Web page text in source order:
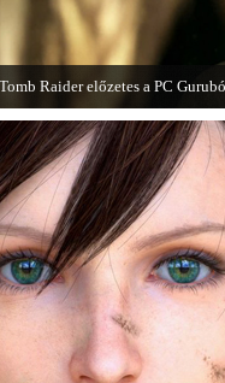
Tomb Raider előzetes a PC
A PC Guru friss számában több
cikkből most egy részletet online